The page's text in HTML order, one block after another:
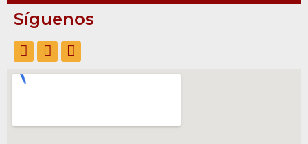
Síguenos